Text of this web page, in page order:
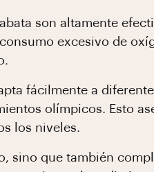
son altamente
excesivo de
fácilmente a
olímpicos. Esto
los niveles.
sino que también